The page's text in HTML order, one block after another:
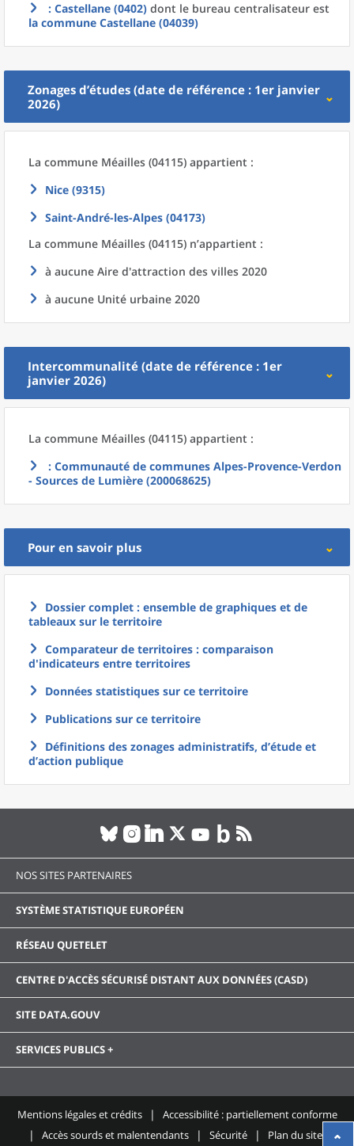
: Castellane (0402) dont le bureau centralisateur est
la commune Castellane (04039)
Zonages d’études (date de référence : 1er janvier
2026)
La commune Méailles (04115) appartient :
Nice (9315)
Saint-André-les-Alpes (04173)
La commune Méailles (04115) n’appartient :
à aucune Aire d'attraction des villes 2020
à aucune Unité urbaine 2020
Intercommunalité (date de référence : 1er
janvier 2026)
La commune Méailles (04115) appartient :
: Communauté de communes Alpes-Provence-Verdon
- Sources de Lumière (200068625)
Pour en savoir plus
Dossier complet : ensemble de graphiques et de
tableaux sur le territoire
Comparateur de territoires : comparaison
d'indicateurs entre territoires
Données statistiques sur ce territoire
Publications sur ce territoire
Définitions des zonages administratifs, d’étude et
d’action publique
NOS SITES PARTENAIRES
SYSTÈME STATISTIQUE EUROPÉEN
RÉSEAU QUETELET
CENTRE D'ACCÈS SÉCURISÉ DISTANT AUX DONNÉES (CASD)
SITE DATA.GOUV
SERVICES PUBLICS +
Mentions légales et crédits
Accessibilité : partiellement conforme
Accès sourds et malentendants
Sécurité Plan du site